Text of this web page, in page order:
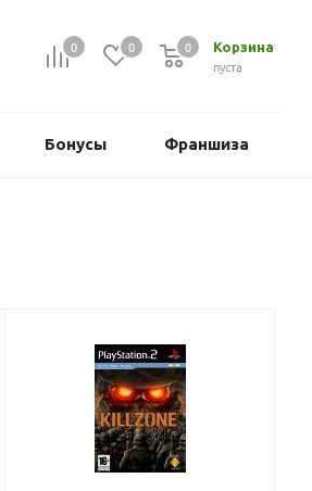
0 0 Корзина
пуста
0
Бонусы Франшиза